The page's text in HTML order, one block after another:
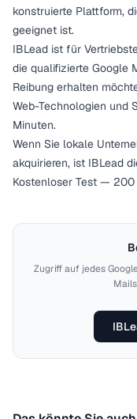
konstruierte Plattform,
geeignet ist.
IBLead ist für
die qualifizierte Google
Reibung erhalten
Web-Technologien und
Minuten.
Wenn Sie lokale
akquirieren, ist IBLead
Kostenloser Test —
Zugriff auf jedes